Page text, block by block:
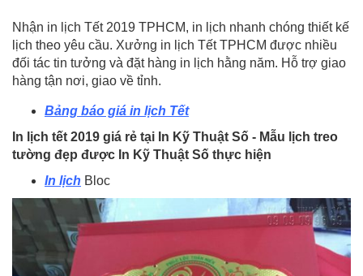
Nhận in lịch Tết 2019 TPHCM, in lịch nhanh chóng thiết kế
lịch theo yêu cầu. Xưởng in lịch Tết TPHCM được nhiều
đối tác tin tưởng và đặt hàng in lịch hằng năm. Hỗ trợ giao
hàng tận nơi, giao về tỉnh.
Bảng báo giá in lịch Tết
In lịch tết 2019 giá rẻ tại In Kỹ Thuật Số - Mẫu lịch treo
tường đẹp được In Kỹ Thuật Số thực hiện
In lịch Bloc